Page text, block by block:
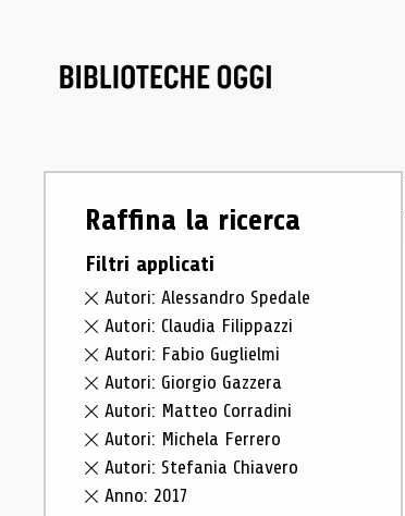
Raffina la ricerca
Filtri applicati
Autori: Alessandro Spedale
Autori: Claudia Filippazzi
Autori: Fabio Guglielmi
Autori: Giorgio Gazzera
Autori: Matteo Corradini
Autori: Michela Ferrero
Autori: Stefania Chiavero
Anno: 2017